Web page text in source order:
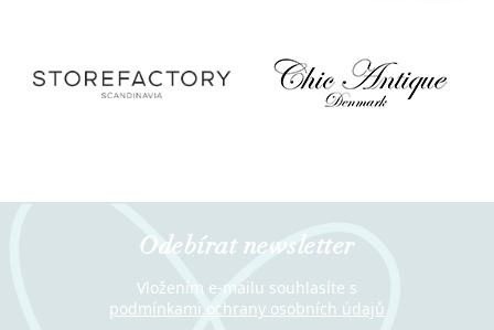
Odebírat newsletter
Vložením e-mailu souhlasíte s
podmínkami ochrany osobních údajů